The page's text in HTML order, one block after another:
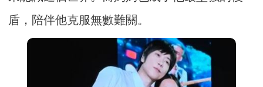
盾，陪伴他克服無數難關。